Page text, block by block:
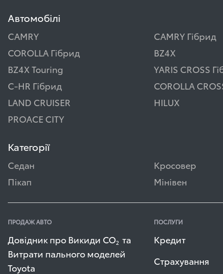
Автомобілі
CAMRY CAMRY Гібрид
COROLLA Гібрид
BZ4X
BZ4X Touring
YARIS CROSS
C-HR Гібрид
COROLLA
LAND CRUISER
HILUX
PROACE CITY
Категорії
Седан Кросовер
Пікап
Мінівен
ПРОДАЖ АВТО
Довідник про Викиди СО2 та
Витрати пального моделей
Toyota
ПОСЛУГИ
Кредит
Страхування